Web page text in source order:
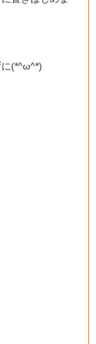
に(*^ω^*)